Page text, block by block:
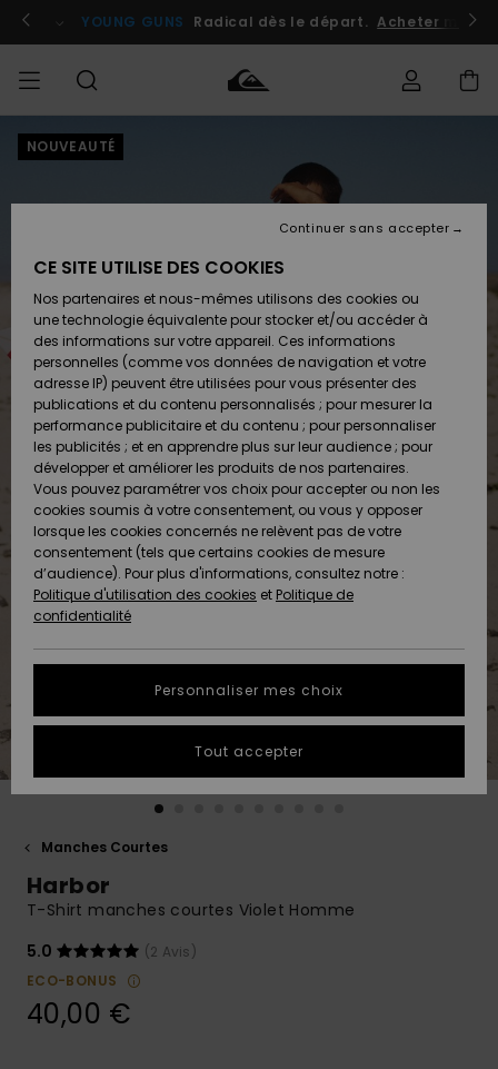
l'information
le
Se connecter / s'inscrire
YOUNG GUNS Radical dès le départ. Acheter
HOMME
Chaussures
& Tongs
Surf
Snow
Nouveautés
A
Découvrir
Chaussures
& Tongs
Surf
Snow
Nouveautés
A
Découvrir
FEMME
A
Découvrir
Snow
SURF
Surf
Shop
Enfant
Highlights
Communauté
SNOW
Snow
Shop
Enfant
Snow
Shop
Femme
A
Découvrir
Communauté
OUTLET
Enfant
Outlet
Femme
AIDE &
CONTACT
Retours
Paiement
Carte
Cadeau
Quiksilver
Freedom
Protection
des
tailles
conversation
obtenir la
à votre
Démarrer
MAGASINS
QUIKSILVER
NOUVEAUTÉ
Manches Courtes
Harbor
T-Shirt manches courtes Violet Homme
5.0
(2 Avis)
ECO-BONUS
40,00 €
CE SITE UTILISE DES COOKIES
Nos partenaires et nous-mêmes utilisons des cookies ou
une technologie équivalente pour stocker et/ou accéder à
des informations sur votre appareil. Ces informations
personnelles (comme vos données de navigation et votre
adresse IP) peuvent être utilisées pour vous présenter des
publications et du contenu personnalisés ; pour mesurer la
performance publicitaire et du contenu ; pour personnaliser
les publicités ; et en apprendre plus sur leur audience ; pour
développer et améliorer les produits de nos partenaires.
Vous pouvez paramétrer vos choix pour accepter ou non les
cookies soumis à votre consentement, ou vous y opposer
lorsque les cookies concernés ne relèvent pas de votre
consentement (tels que certains cookies de mesure
d’audience). Pour plus d'informations, consultez notre :
Politique d'utilisation des cookies et Politique de
confidentialité
Personnaliser mes choix
Continuer sans accepter
Tout accepter